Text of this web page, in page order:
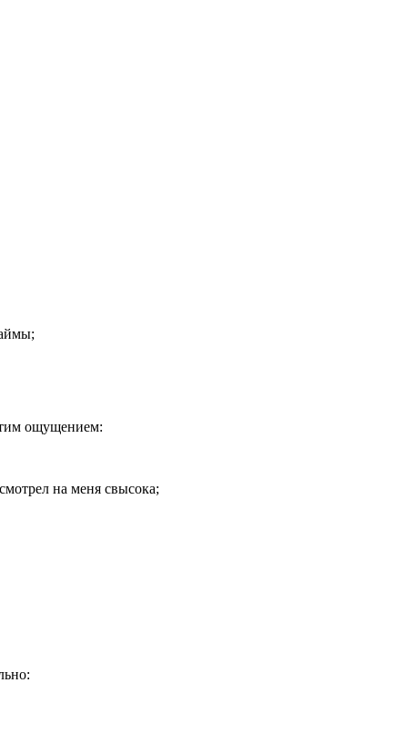
ощущением:
на меня свысока;